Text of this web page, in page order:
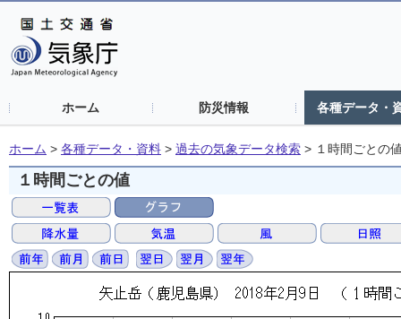
ホーム 防災情報 各種データ・
ホーム > 各種データ・資料 > 過去の気象データ検索 > １時間ごとの
１時間ごとの値